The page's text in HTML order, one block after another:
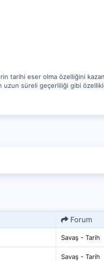
tarihi eser olma özelliğini
süreli geçerliliği gibi
Forum
Savaş - Tarih
Savaş - Tarih